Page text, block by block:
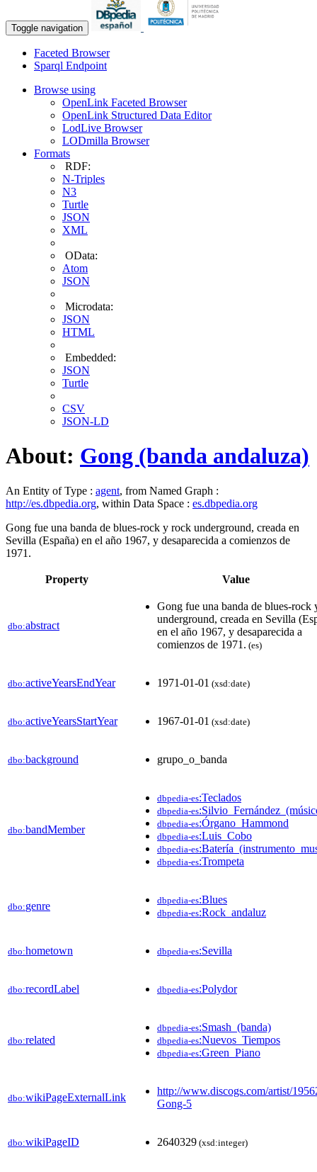
Toggle navigation
Faceted Browser
Sparql Endpoint
Browse using
OpenLink Faceted Browser
OpenLink Structured Data Editor
LodLive Browser
LODmilla Browser
Formats
RDF:
N-Triples
N3
Turtle
JSON
XML
OData:
Atom
JSON
Microdata:
JSON
HTML
Embedded:
JSON
Turtle
CSV
JSON-LD
About: Gong (banda andaluza)
An Entity of Type : agent, from Named Graph :
http://es.dbpedia.org, within Data Space : es.dbpedia.org
Gong fue una banda de blues-rock y rock underground, creada en
Sevilla (España) en el año 1967, y desaparecida a comienzos de
1971.
Property Value
dbo:abstract
Gong fue una banda de blues-rock
underground, creada en Sevilla
en el año 1967, y desaparecida a
comienzos de 1971. (es)
dbo:activeYearsEndYear 1971-01-01 (xsd:date)
dbo:activeYearsStartYear 1967-01-01 (xsd:date)
dbo:background grupo_o_banda
dbo:bandMember
dbpedia-es:Teclados
dbpedia-es
dbpedia-es:Órgano_Hammond
dbpedia-es:Luis_Cobo
dbpedia-es
dbpedia-es:Trompeta
dbo:genre dbpedia-es:Blues
dbpedia-es:Rock_andaluz
dbo:hometown dbpedia-es:Sevilla
dbo:recordLabel dbpedia-es:Polydor
dbo:related
dbpedia-es:Smash_(banda)
dbpedia-es:Nuevos_Tiempos
dbpedia-es:Green_Piano
dbo:wikiPageExternalLink
http://www.discogs.com/artist/
Gong-5
dbo:wikiPageID 2640329 (xsd:integer)